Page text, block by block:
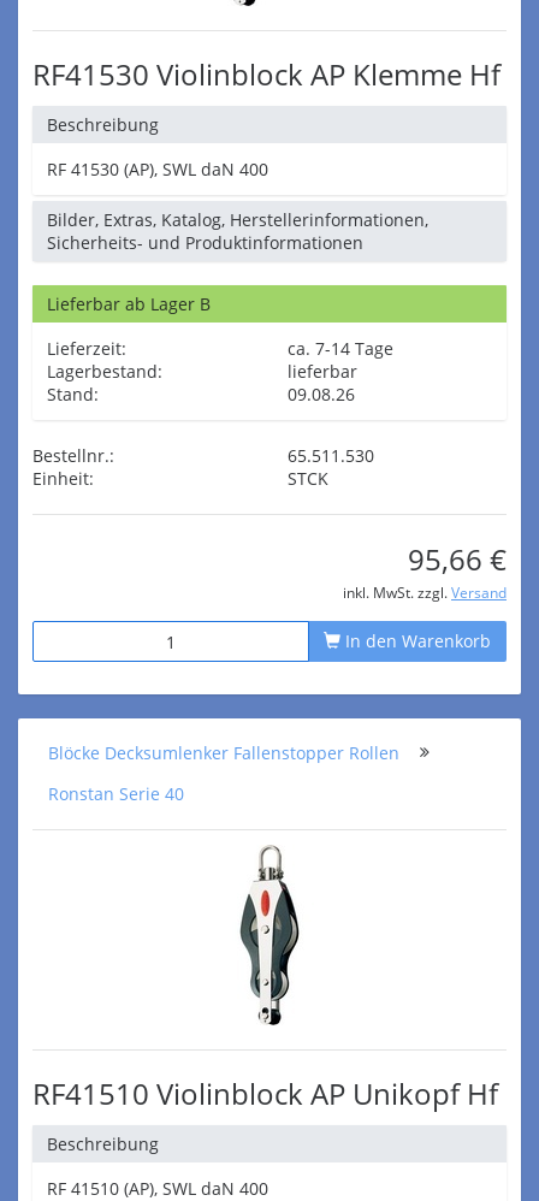
RF41530 Violinblock AP Klemme Hf
Beschreibung
RF 41530 (AP), SWL daN 400
Bilder, Extras, Katalog, Herstellerinformationen,
Sicherheits- und Produktinformationen
Lieferbar ab Lager B
Lieferzeit:
ca. 7-14 Tage
Lagerbestand:
lieferbar
Stand:
09.08.26
Bestellnr.:
65.511.530
Einheit:
STCK
95,66 €
inkl. MwSt. zzgl. Versand
In den Warenkorb
Blöcke Decksumlenker Fallenstopper Rollen
Ronstan Serie 40
RF41510 Violinblock AP Unikopf Hf
Beschreibung
RF 41510 (AP), SWL daN 400